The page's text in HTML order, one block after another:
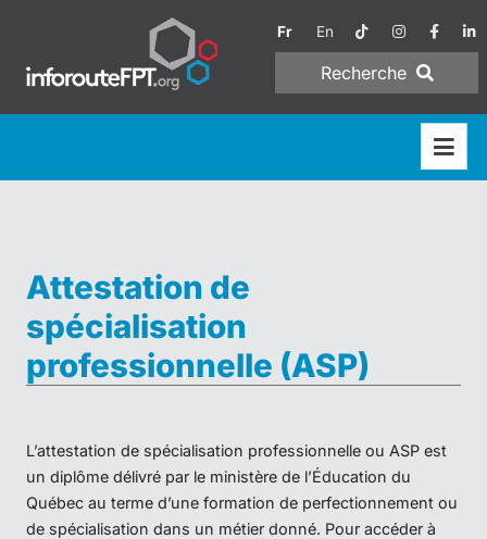
Fr En
Recherche
Attestation de
spécialisation
professionnelle (ASP)
L’attestation de spécialisation professionnelle ou ASP est
un diplôme délivré par le ministère de l’Éducation du
Québec au terme d’une formation de perfectionnement ou
de spécialisation dans un métier donné. Pour accéder à